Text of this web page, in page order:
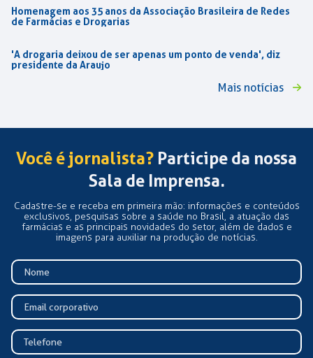
Homenagem aos 35 anos da Associação Brasileira de Redes
de Farmácias e Drogarias
'A drogaria deixou de ser apenas um ponto de venda', diz
presidente da Araujo
Mais notícias
Você é jornalista? Participe da nossa
Sala de Imprensa.
Cadastre-se e receba em primeira mão: informações e conteúdos
exclusivos, pesquisas sobre a saúde no Brasil, a atuação das
farmácias e as principais novidades do setor, além de dados e
imagens para auxiliar na produção de notícias.